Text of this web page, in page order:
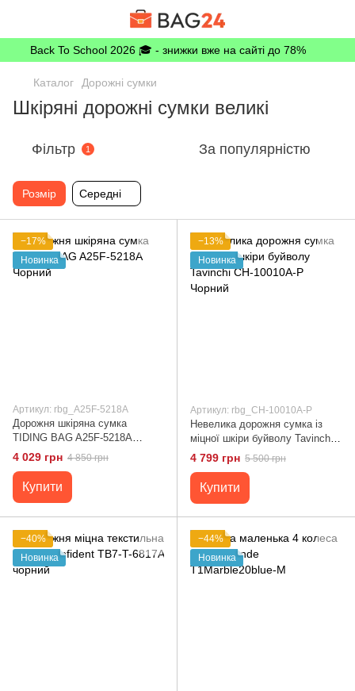
Back To School 2026 🎓 - знижки вже на сайті до 78%
Каталог Дорожні сумки
Шкіряні дорожні сумки великі
Фільтр 1 За популярністю
Розмір Середні
−17%
Новинка
Артикул: rbg_A25F-5218A
Дорожня шкіряна сумка
TIDING BAG A25F-5218A
Чорний
4 029 грн 4 850 грн
Купити
−13%
Новинка
Артикул: rbg_CH-10010A-P
Невелика дорожня сумка із
міцної шкіри буйволу Tavinchi
CH-10010A-P Чорний
4 799 грн 5 500 грн
Купити
−40%
Новинка
−44%
Новинка